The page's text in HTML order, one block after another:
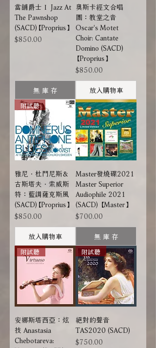
當舖爵士Ｉ Jazz At
The Pawnshop
(SACD)【Proprius】
價格
$850.00
無 庫 存
奧斯卡經文合唱
團：教堂之音
Oscar's Motet
Choir: Cantate
Domino (SACD)
【Proprius】
價格
$850.00
放入購物車
附試聽
雅尼．杜門尼斯＆
古斯塔夫．索威斯
特：藍調薩克斯風
(SACD)【Proprius】
價格
$850.00
放入購物車
Master發燒碟2021
Master Superior
Audiophile 2021
(SACD) 【Master】
價格
$700.00
無 庫 存
附試聽
安娜斯塔西亞：炫
技 Anastasia
Chebotareva:
附試聽
絕對的聲音
TAS2020 (SACD)
價格
$750.00